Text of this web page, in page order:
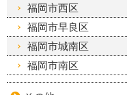
福岡市西区
福岡市早良区
福岡市城南区
福岡市南区